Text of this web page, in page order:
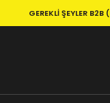
GEREKLI ŞEYLER B2B